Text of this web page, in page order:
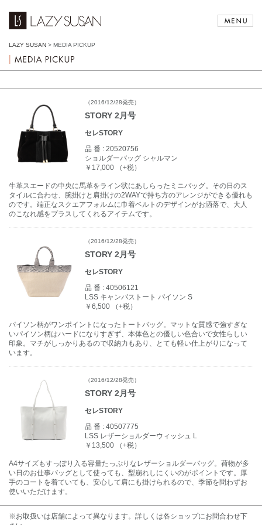
LAZY SUSAN > MEDIA PICKUP
（2016/12/28発売）
STORY 2月号
セレSTORY
品 番 : 20520756
ショルダーバッグ シャルマン
￥17,000 （+税）
牛革スエードの中央に馬革をライン状にあしらったミニバッグ。その日のス
タイルに合わせ、腕掛けと肩掛けの2WAYで持ち方のアレンジができる優れも
のです。端正なスクエアフォルムに巾着ベルトのデザインがお洒落で、大人
のこなれ感をプラスしてくれるアイテムです。
（2016/12/28発売）
STORY 2月号
セレSTORY
品 番 : 40506121
LSS キャンパストート パイソン S
￥6,500 （+税）
パイソン柄がワンポイントになったトートバッグ。マットな質感で強すぎな
いパイソン柄はハードになりすぎず、本体色との優しい色合いで女性らしい
印象。マチがしっかりあるので収納力もあり、とても軽い仕上がりになって
います。
（2016/12/28発売）
STORY 2月号
セレSTORY
品 番 : 40507775
LSS レザーショルダーウィッシュ L
￥13,500 （+税）
A4サイズもすっぽり入る容量たっぷりなレザーショルダーバッグ。荷物が多
い日のお仕事バッグとして使っても、型崩れしにくいのがポイントです。厚
手のコートを着ていても、安心して肩にも掛けられるので、季節を問わずお
使いいただけます。
※お取扱いは店舗によって異なります。詳しくは各ショップにお問合わせ下